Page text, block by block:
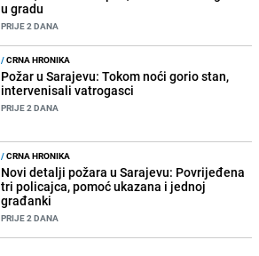
u gradu
PRIJE 2 DANA
/CRNA HRONIKA
Požar u Sarajevu: Tokom noći gorio stan,
intervenisali vatrogasci
PRIJE 2 DANA
/CRNA HRONIKA
Novi detalji požara u Sarajevu: Povrijeđena
tri policajca, pomoć ukazana i jednoj
građanki
PRIJE 2 DANA